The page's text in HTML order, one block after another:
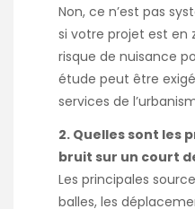
Non, ce n’est pas
si votre projet est en
risque de nuisance
étude peut être
services de
2. Quelles sont les
bruit sur un court
Les principales
balles, les